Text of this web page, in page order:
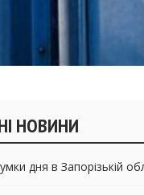
НОВИНИ
дня в Запорізькій